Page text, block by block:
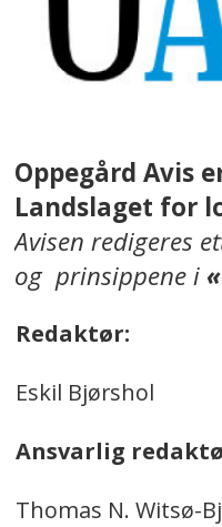
Oppegård Avis
Landslaget for
Avisen redigeres
og prinsippene i
Redaktør:
Eskil Bjørshol
Ansvarlig
Thomas N. Witsø-